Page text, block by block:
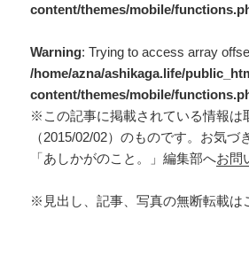
content/themes/mobile/
Warning: Trying to access array
/home/azna/ashikaga.life/
content/themes/mobile/
※この記事に掲載されている情報は
（2015/02/02）のものです。お気づ
「あしかがのこと。」編集部へお問
※見出し、記事、写真の無断転載は